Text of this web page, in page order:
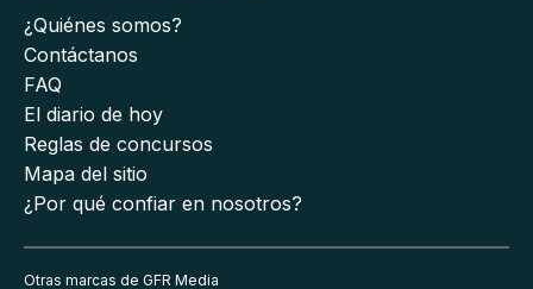
¿Quiénes somos?
Contáctanos
FAQ
El diario de hoy
Reglas de concursos
Mapa del sitio
¿Por qué confiar en nosotros?
Otras marcas de GFR Media